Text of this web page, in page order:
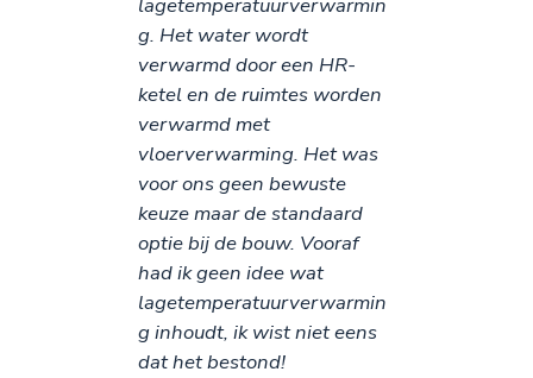
lagetemperatuurverwarmin
g. Het water wordt
verwarmd door een HR-
ketel en de ruimtes worden
verwarmd met
vloerverwarming. Het was
voor ons geen bewuste
keuze maar de standaard
optie bij de bouw. Vooraf
had ik geen idee wat
lagetemperatuurverwarmin
g inhoudt, ik wist niet eens
dat het bestond!